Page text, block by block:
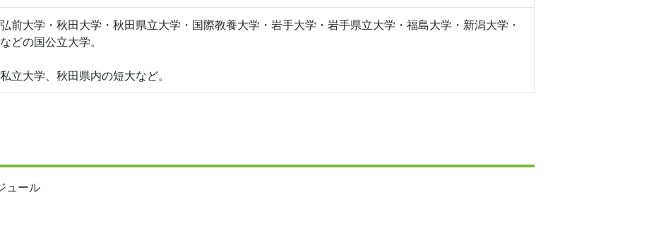
前大学・秋田大学・秋田県立大学・国際教養大学・岩手大学・岩手県立大学・福島大学・新潟大学・
どの国公立大学。
立大学、秋田県内の短大など。
ュール